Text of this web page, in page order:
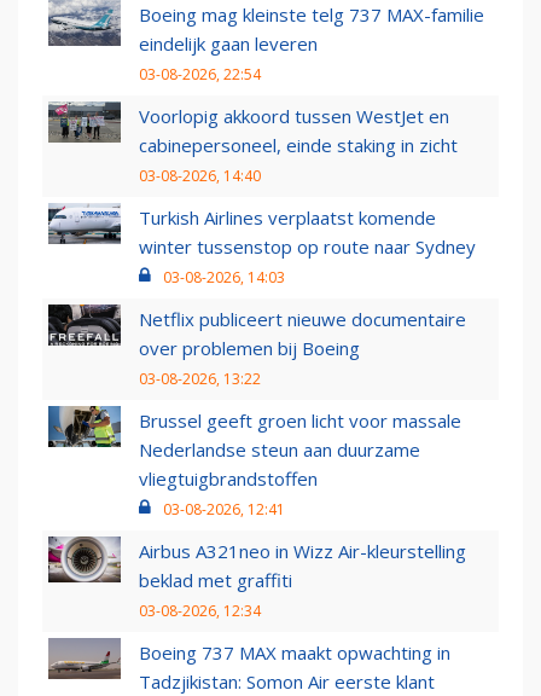
Boeing mag kleinste telg 737 MAX-familie
eindelijk gaan leveren
03-08-2026, 22:54
Voorlopig akkoord tussen WestJet en
cabinepersoneel, einde staking in zicht
03-08-2026, 14:40
Turkish Airlines verplaatst komende
winter tussenstop op route naar Sydney
03-08-2026, 14:03
Netflix publiceert nieuwe documentaire
over problemen bij Boeing
03-08-2026, 13:22
Brussel geeft groen licht voor massale
Nederlandse steun aan duurzame
vliegtuigbrandstoffen
03-08-2026, 12:41
Airbus A321neo in Wizz Air-kleurstelling
beklad met graffiti
03-08-2026, 12:34
Boeing 737 MAX maakt opwachting in
Tadzjikistan: Somon Air eerste klant